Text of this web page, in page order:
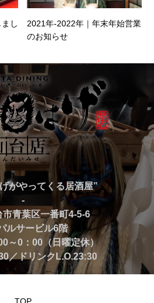
し
2021年-2022年｜年末年始営業
のお知らせ
がやってくる居酒屋”
-
市青葉区一番町4-5-6
ルサービル6階
～0：00（日曜定休）
／ドリンクL.O.23:30
TOP